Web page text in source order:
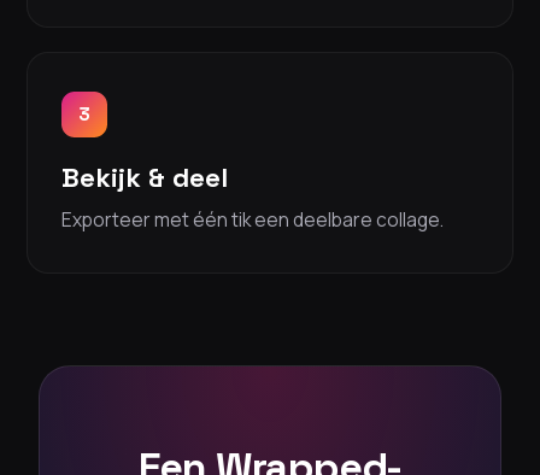
3
Bekijk & deel
Exporteer met één tik een deelbare collage.